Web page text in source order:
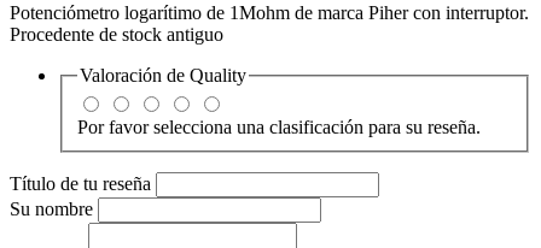
Potenciómetro logarítimo de 1Mohm de marca Piher con interruptor.
Procedente de stock antiguo
Valoración de Quality
Por favor selecciona una clasificación para su reseña.
Título de tu reseña
Su nombre